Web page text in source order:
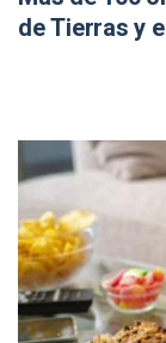
de Tierras y